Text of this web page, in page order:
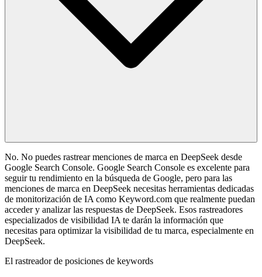
No. No puedes rastrear menciones de marca en DeepSeek desde
Google Search Console. Google Search Console es excelente para
seguir tu rendimiento en la búsqueda de Google, pero para las
menciones de marca en DeepSeek necesitas herramientas dedicadas
de monitorización de IA como Keyword.com que realmente puedan
acceder y analizar las respuestas de DeepSeek. Esos rastreadores
especializados de visibilidad IA te darán la información que
necesitas para optimizar la visibilidad de tu marca, especialmente en
DeepSeek.
El rastreador de posiciones de keywords